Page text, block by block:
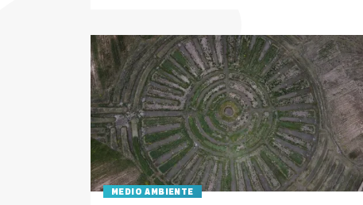
MEDIO AMBIENTE